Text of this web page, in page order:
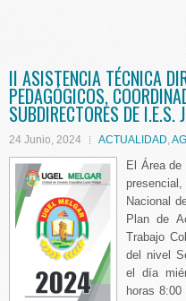
II ASISTENCIA TÉCNICA
PEDAGÓGICOS,
SUBDIRECTORES DE I.E.S.
24 Junio, 2024 ACTUALIDAD,
El Área
Nacional
Plan de
Trabajo
del nivel
el día
horas